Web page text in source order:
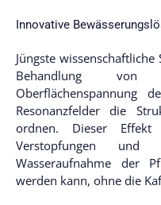
Innovative
Jüngste
Behandlung von
Oberflächenspannung
Resonanzfelder die
ordnen. Dieser
Verstopfungen und
Wasseraufnahme der
werden kann, ohne die